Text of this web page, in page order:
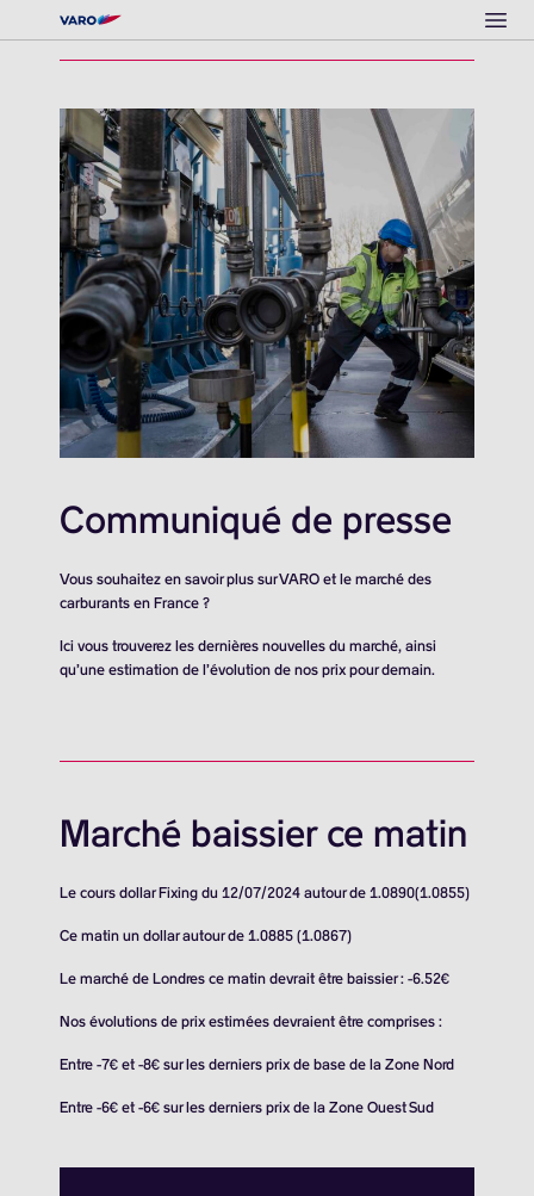
Communiqué de presse
Vous souhaitez en savoir plus sur VARO et le marché des
carburants en France ?
Ici vous trouverez les dernières nouvelles du marché, ainsi
qu’une estimation de l’évolution de nos prix pour demain.
Marché baissier ce matin
Le cours dollar Fixing du 12/07/2024 autour de 1.0890(1.0855)
Ce matin un dollar autour de 1.0885 (1.0867)
Le marché de Londres ce matin devrait être baissier : -6.52€
Nos évolutions de prix estimées devraient être comprises :
Entre -7€ et -8€ sur les derniers prix de base de la Zone Nord
Entre -6€ et -6€ sur les derniers prix de la Zone Ouest Sud